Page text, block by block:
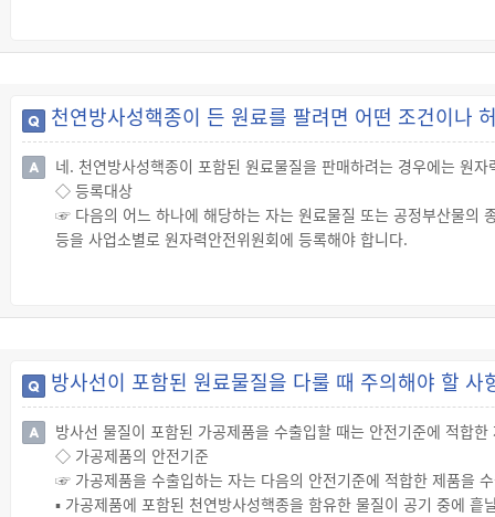
▪ 5만 전자볼트 이상의 에너지를 가진 전자선
☞ 인공방사선은 방사선 발생장치와 방사성물질을 인위적으로 조작
정에서도 나오는 방사선입니다.
천연방사성핵종이 든 원료를 팔려면 어떤 조건이나
네. 천연방사성핵종이 포함된 원료물질을 판매하려는 경우에는 원
◇ 등록대상
☞ 다음의 어느 하나에 해당하는 자는 원료물질 또는 공정부산물의
등을 사업소별로 원자력안전위원회에 등록해야 합니다.
▪ 공정부산물이 발생한 시설을 운영하고 있는 자
☞ 위에 따른 등록 대상은 다음에 해당하는 방사능 농도와 수량을 취
테이블 단락
방사선이 포함된 원료물질을 다룰 때 주의해야 할 사
방사선 물질이 포함된 가공제품을 수출입할 때는 안전기준에 적합
◇ 가공제품의 안전기준
☞ 가공제품을 수출입하는 자는 다음의 안전기준에 적합한 제품을
▪ 가공제품에 포함된 천연방사성핵종을 함유한 물질이 공기 중에 흩